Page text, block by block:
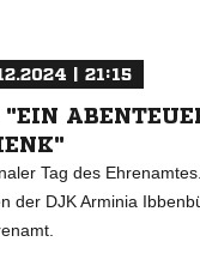
| 21:15
Tag des
der DJK Arminia